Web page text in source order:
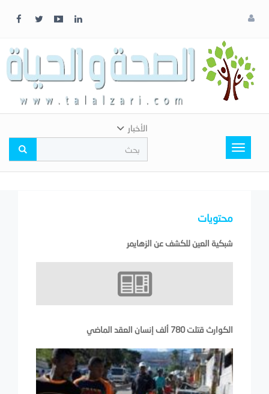
لونك
المفضل
Toggle
navigation
الأخبار
محتويات
شبكية العين للكشف عن الزهايمر
الكوارث قتلت 780 ألف إنسان العقد الماضي